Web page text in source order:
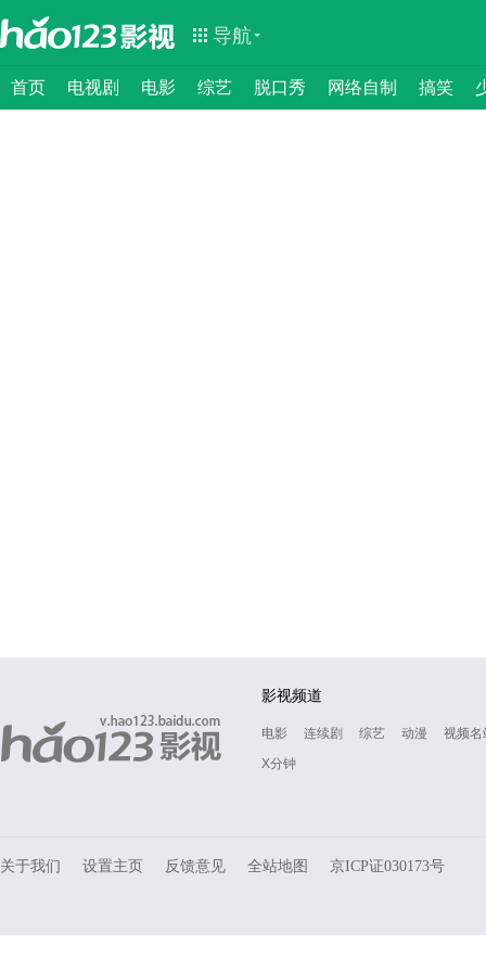
导航
首页 电视剧 电影 综艺 脱口秀 网络自制 搞笑
影视频道
电影 连续剧 综艺 动漫
视频名
X分钟
关于我们 设置主页 反馈意见 全站地图 京ICP证030173号